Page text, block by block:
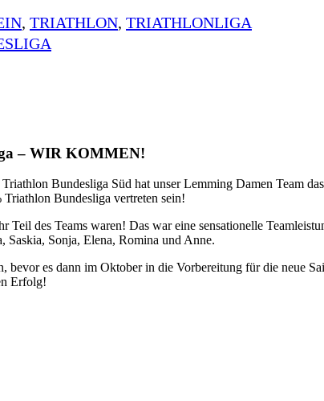
, TRIATHLON, TRIATHLONLIGA
– WIR KOMMEN!
Bundesliga Süd hat unser Lemming Damen Team
Bundesliga vertreten sein!
Teil des Teams waren! Das war eine sensationelle
Saskia, Sonja, Elena, Romina und Anne.
bevor es dann im Oktober in die Vorbereitung für die neue
Erfolg!